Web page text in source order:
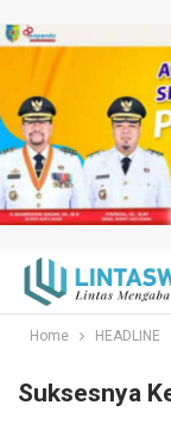
Home HEADLINE
Suksesnya